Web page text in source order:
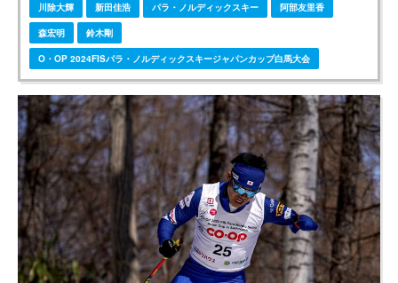
川除大輝 新田佳浩 パラ・ノルディックスキー 阿部友里香
森宏明 鈴木剛
O・OP 2024FISパラ・ノルディックスキージャパンカップ白馬大会